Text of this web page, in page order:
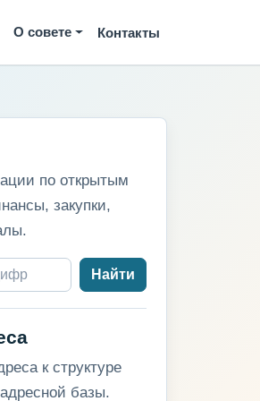
О совете Контакты
по открытым
закупки,
Найти
к структуре
базы.